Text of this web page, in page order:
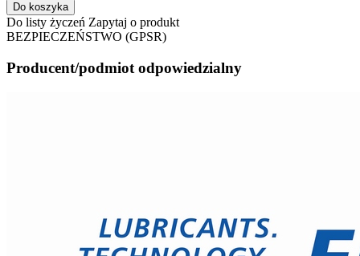
Do koszyka
Do listy życzeń Zapytaj o produkt
BEZPIECZEŃSTWO (GPSR)
Producent/podmiot odpowiedzialny